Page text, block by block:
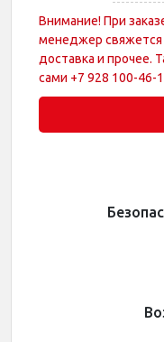
Внимание! При
менеджер свяжется
доставка и прочее.
сами +7 928 100-46-